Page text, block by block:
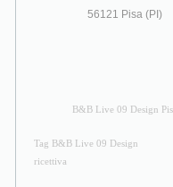
56121 Pisa (PI)
B&B Live 09 Design
Tag B&B Live 09 Design
ricettiva